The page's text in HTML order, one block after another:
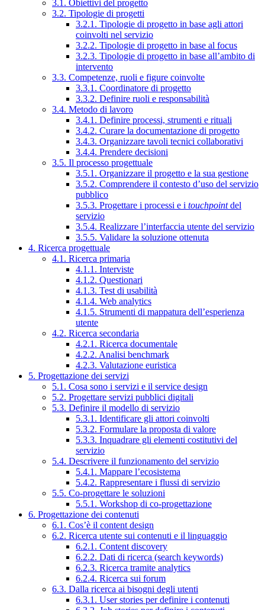
3.1. Obiettivi del progetto
3.2. Tipologie di progetti
3.2.1. Tipologie di progetto in base agli attori
coinvolti nel servizio
3.2.2. Tipologie di progetto in base al focus
3.2.3. Tipologie di progetto in base all’ambito di
intervento
3.3. Competenze, ruoli e figure coinvolte
3.3.1. Coordinatore di progetto
3.3.2. Definire ruoli e responsabilità
3.4. Metodo di lavoro
3.4.1. Definire processi, strumenti e rituali
3.4.2. Curare la documentazione di progetto
3.4.3. Organizzare tavoli tecnici collaborativi
3.4.4. Prendere decisioni
3.5. Il processo progettuale
3.5.1. Organizzare il progetto e la sua gestione
3.5.2. Comprendere il contesto d’uso del servizio
pubblico
3.5.3. Progettare i processi e i touchpointdel
servizio
3.5.4. Realizzare l’interfaccia utente del servizio
3.5.5. Validare la soluzione ottenuta
4. Ricerca progettuale
4.1. Ricerca primaria
4.1.1. Interviste
4.1.2. Questionari
4.1.3. Test di usabilità
4.1.4. Web analytics
4.1.5. Strumenti di mappatura dell’esperienza
utente
4.2. Ricerca secondaria
4.2.1. Ricerca documentale
4.2.2. Analisi benchmark
4.2.3. Valutazione euristica
5. Progettazione dei servizi
5.1. Cosa sono i servizi e il service design
5.2. Progettare servizi pubblici digitali
5.3. Definire il modello di servizio
5.3.1. Identificare gli attori coinvolti
5.3.2. Formulare la proposta di valore
5.3.3. Inquadrare gli elementi costitutivi del
servizio
5.4. Descrivere il funzionamento del servizio
5.4.1. Mappare l’ecosistema
5.4.2. Rappresentare i flussi di servizio
5.5. Co-progettare le soluzioni
5.5.1. Workshop di co-progettazione
6. Progettazione dei contenuti
6.1. Cos’è il content design
6.2. Ricerca utente sui contenuti e il linguaggio
6.2.1. Content discovery
6.2.2. Dati di ricerca (search keywords)
6.2.3. Ricerca tramite analytics
6.2.4. Ricerca sui forum
6.3. Dalla ricerca ai bisogni degli utenti
6.3.1. User stories per definire i contenuti